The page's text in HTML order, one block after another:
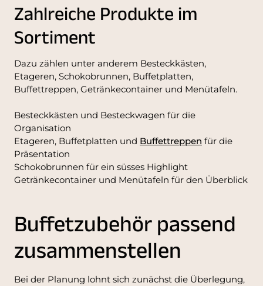
Zahlreiche Produkte im
Sortiment
Dazu zählen unter anderem Besteckkästen,
Etageren, Schokobrunnen, Buffetplatten,
Buffettreppen, Getränkecontainer und Menütafeln.
Besteckkästen und Besteckwagen für die
Organisation
Etageren, Buffetplatten und Buffettreppen für die
Präsentation
Schokobrunnen für ein süsses Highlight
Getränkecontainer und Menütafeln für den Überblick
Buffetzubehör passend
zusammenstellen
Bei der Planung lohnt sich zunächst die Überlegung,